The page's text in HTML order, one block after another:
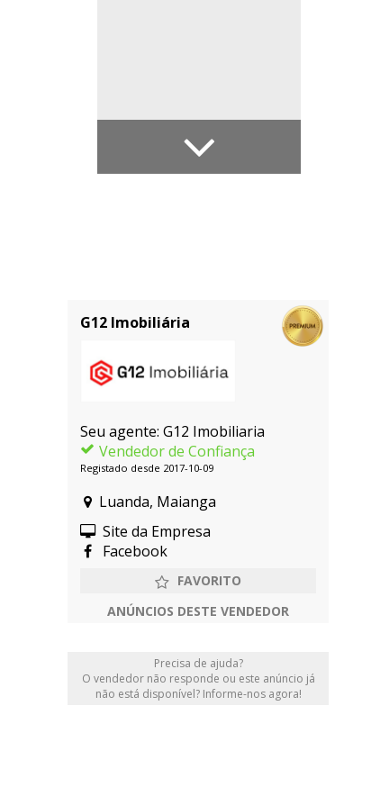
G12 Imobiliária
Seu agente: G12 Imobiliaria
Vendedor de Confiança
Registado desde 2017-10-09
Luanda, Maianga
Site da Empresa
Facebook
ANÚNCIOS DESTE VENDEDOR
Precisa de ajuda?
O vendedor não responde ou este anúncio já
não está disponível? Informe-nos agora!